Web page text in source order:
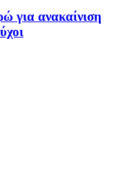
για ανακαίνιση